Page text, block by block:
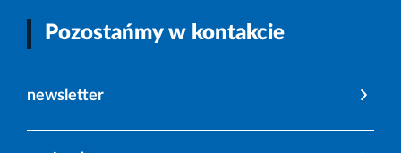
Pozostańmy w kontakcie
newsletter